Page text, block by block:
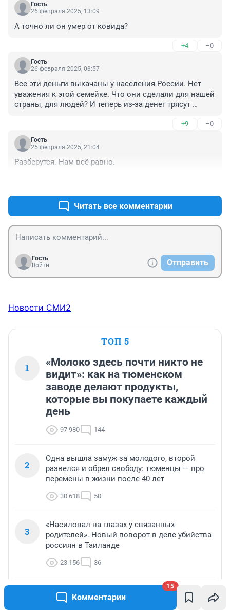
Комментарии
15
Гость
26 февраля 2025, 13:09
А точно ли он умер от ковида?
+4 –0
Гость
26 февраля 2025, 03:57
Все эти деньги выкачаны у населения России. Нет
уважения к этой семейке. Что они сделали для нашей
страны, для людей? И теперь из-за денег трясут
+9 –0
Гость
25 февраля 2025, 21:04
Разберутся. Нам всё равно.
Читать все комментарии
Гость
Войти
Отправить
Новости СМИ2
ТОП 5
1
«Молоко здесь почти никто не
видит»: как на тюменском
заводе делают продукты,
которые вы покупаете каждый
день
97 980 144
2
Одна вышла замуж за молодого, второй
развелся и обрел свободу: тюменцы — про
перемены в жизни после 40 лет
30 618 50
3
«Насиловал на глазах у связанных
родителей». Новый поворот в деле убийства
россиян в Таиланде
23 156 36
«Дисквалификация аттестата о среднем
образовании». В стране растет число
стобалльников ЕГЭ — почему это не повод